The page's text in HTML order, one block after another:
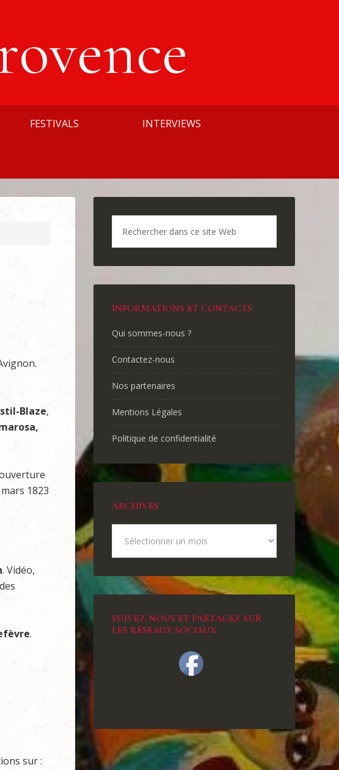
FESTIVALS INTERVIEWS
Blaze,
1823
. Vidéo,
.
sur :
INFORMATIONS ET CONTACTS
Qui sommes-nous ?
Contactez-nous
Nos partenaires
Mentions Légales
Politique de confidentialité
ARCHIVES
SUIVEZ-NOUS ET PARTAGEZ SUR
LES RÉSEAUX SOCIAUX